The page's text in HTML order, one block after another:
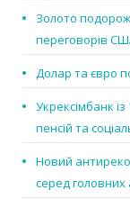
Золото
переговорів
Долар та євро
Укрексімбанк
пенсій та
Новий
серед головних